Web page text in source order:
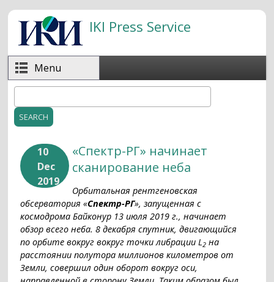
Skip to main content
IKI Press Service
Menu
Search form
10
Dec
2019
«Спектр-РГ» начинает
сканирование неба
Орбитальная рентгеновская
обсерватория «Спектр-РГ», запущенная с
космодрома Байконур 13 июля 2019 г., начинает
обзор всего неба. 8 декабря спутник, двигающийся
по орбите вокруг вокруг точки либрации L2 на
расстоянии полутора миллионов километров от
Земли, совершил один оборот вокруг оси,